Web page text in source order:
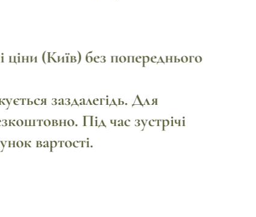
ціни (Київ) без попереднього
заздалегідь. Для
Під час зустрічі
вартості.